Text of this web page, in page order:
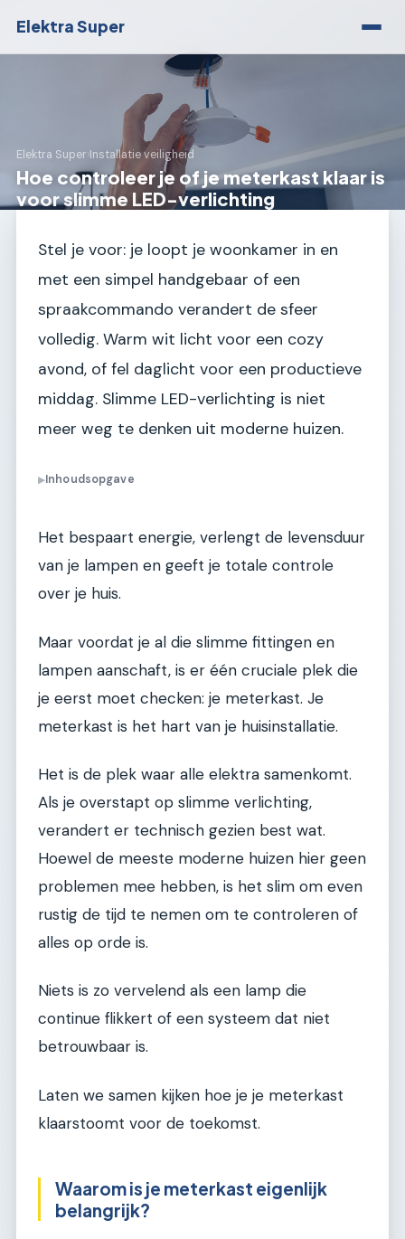
Elektra Super
Elektra Super›Installatie veiligheid
Hoe controleer je of je meterkast klaar is
voor slimme LED-verlichting
Stel je voor: je loopt je woonkamer in en
met een simpel handgebaar of een
spraakcommando verandert de sfeer
volledig. Warm wit licht voor een cozy
avond, of fel daglicht voor een productieve
middag. Slimme LED-verlichting is niet
meer weg te denken uit moderne huizen.
▶Inhoudsopgave
Het bespaart energie, verlengt de levensduur
van je lampen en geeft je totale controle
over je huis.
Maar voordat je al die slimme fittingen en
lampen aanschaft, is er één cruciale plek die
je eerst moet checken: je meterkast. Je
meterkast is het hart van je huisinstallatie.
Het is de plek waar alle elektra samenkomt.
Als je overstapt op slimme verlichting,
verandert er technisch gezien best wat.
Hoewel de meeste moderne huizen hier geen
problemen mee hebben, is het slim om even
rustig de tijd te nemen om te controleren of
alles op orde is.
Niets is zo vervelend als een lamp die
continue flikkert of een systeem dat niet
betrouwbaar is.
Laten we samen kijken hoe je je meterkast
klaarstoomt voor de toekomst.
Waarom is je meterkast eigenlijk
belangrijk?